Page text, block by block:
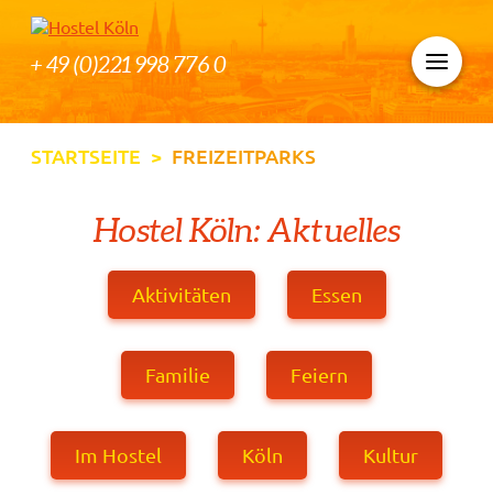
+ 49 (0)221 998 776 0
STARTSEITE > FREIZEITPARKS
Hostel Köln: Aktuelles
Aktivitäten Essen
Familie Feiern
Im Hostel Köln Kultur